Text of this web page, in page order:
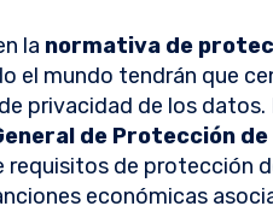
la normativa de
el mundo tendrán que
privacidad de los datos.
de Protección
requisitos de protección
económicas